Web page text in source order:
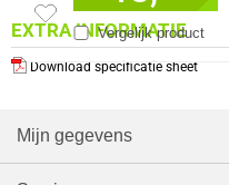
EXTRA INFORMATIE
Download specificatie sheet
Vergelijk product
Mijn gegevens